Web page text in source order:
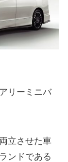
リーミニバ
立させた車
ンドである